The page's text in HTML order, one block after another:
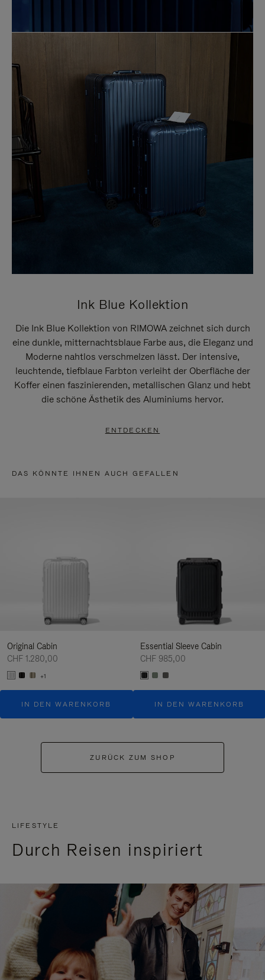
Ink Blue Kollektion
Die Ink Blue Kollektion von RIMOWA zeichnet sich durch
eine dunkle, mitternachtsblaue Farbe aus, die Eleganz und
Moderne nahtlos verschmelzen lässt. Der intensive,
leuchtende, tiefblaue Farbton verleiht der Oberfläche der
Koffer einen faszinierenden, metallischen Glanz und hebt
die schöne Ästhetik des Aluminiums hervor.
ENTDECKEN
DAS KÖNNTE IHNEN AUCH GEFALLEN
Original Cabin
CHF 1.280,00
+1
IN DEN WARENKORB
Essential Sleeve Cabin
CHF 985,00
IN DEN WARENKORB
ZURÜCK ZUM SHOP
LIFESTYLE
Durch Reisen inspiriert